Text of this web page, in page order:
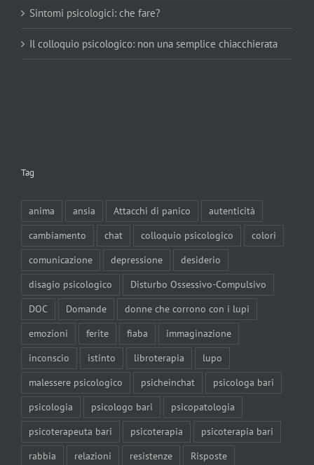
Sintomi psicologici: che fare?
Il colloquio psicologico: non una semplice chiacchierata
Tag
anima ansia Attacchi di panico
autenticità
cambiamento
chat colloquio psicologico
colori
comunicazione
depressione
desiderio
disagio psicologico
Disturbo Ossessivo-Compulsivo
DOC
Domande
donne che corrono con i lupi
emozioni
ferite fiaba
immaginazione
inconscio
istinto libroterapia
lupo
malessere psicologico
psicheinchat
psicologa bari
psicologia
psicologo bari
psicopatologia
psicoterapeuta bari
psicoterapia
psicoterapia bari
rabbia
relazioni resistenze Risposte